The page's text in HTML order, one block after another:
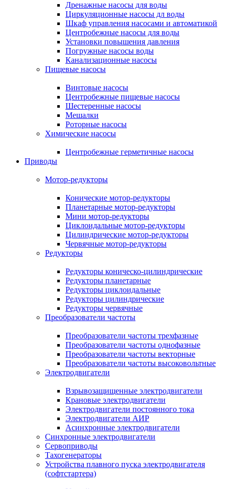
Дренажные насосы для воды
Циркуляционные насосы дл воды
Шкаф управления насосами и автоматикой
Центробежные насосы для воды
Установки повышения давления
Погружные насосы воды
Канализационные насосы
Пищевые насосы
Винтовые насосы
Центробежные пищевые насосы
Шестеренные насосы
Мешалки
Роторные насосы
Химические насосы
Центробежные герметичные насосы
Приводы
Мотор-редукторы
Конические мотор-редукторы
Планетарные мотор-редукторы
Мини мотор-редукторы
Циклоидальные мотор-редукторы
Цилиндрические мотор-редукторы
Червячные мотор-редукторы
Редукторы
Редукторы коническо-цилиндрические
Редукторы планетарные
Редукторы циклоидальные
Редукторы цилиндрические
Редукторы червячные
Преобразователи частоты
Преобразователи частоты трехфазные
Преобразователи частоты однофазные
Преобразователи частоты векторные
Преобразователи частоты высоковольтные
Электродвигатели
Взрывозащищенные электродвигатели
Крановые электродвигатели
Электродвигатели постоянного тока
Электродвигатели АИР
Асинхронные электродвигатели
Синхронные электродвигатели
Сервоприводы
Тахогенераторы
Устройства плавного пуска электродвигателя
(софтстартера)